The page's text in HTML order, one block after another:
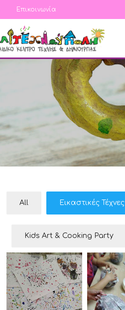
Επικοινωνία
All Εικαστικές Τέχνες
Kids Art & Cooking Party